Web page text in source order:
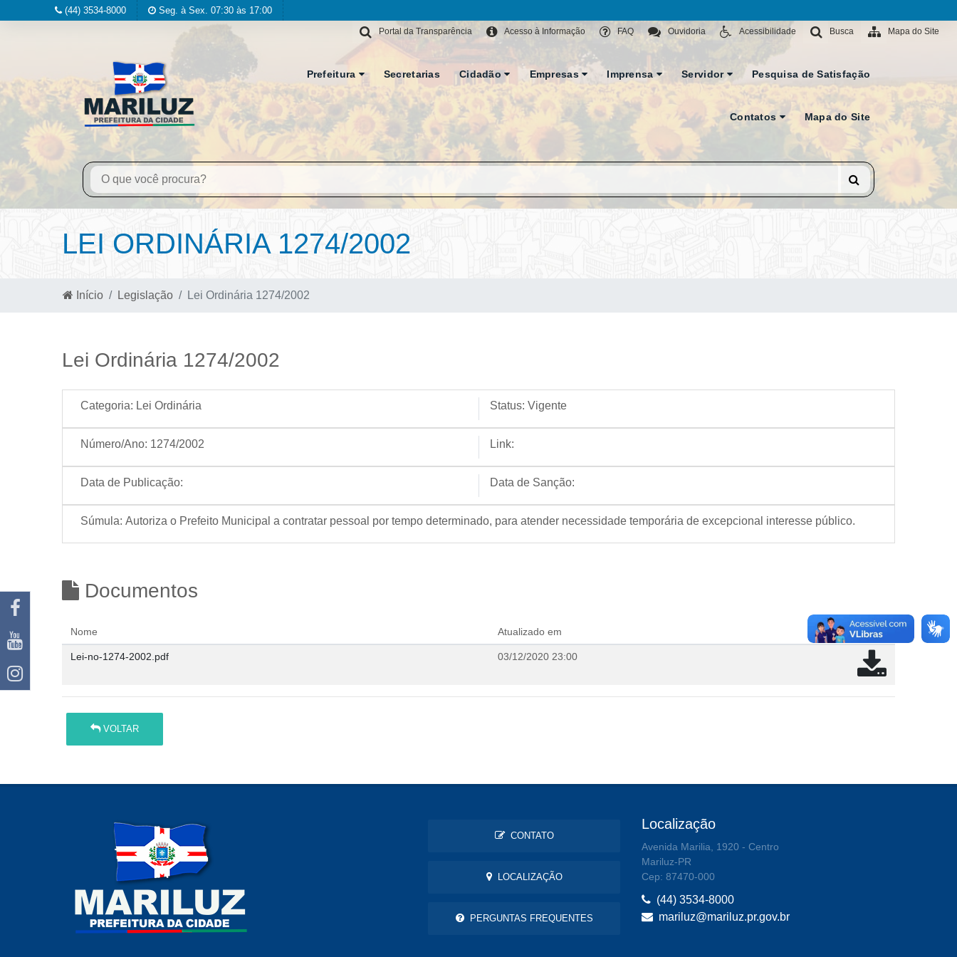
(44) 3534-8000 Seg. à Sex. 07:30 às 17:00
Mapa do Site
Busca
Acessibilidade
Ouvidoria
FAQ
Acesso à Informação
Portal da Transparência
Prefeitura Secretarias Cidadão Empresas Imprensa Servidor Pesquisa de Satisfação
Contatos Mapa do Site
LEI ORDINÁRIA 1274/2002
Início Legislação Lei Ordinária 1274/2002
Lei Ordinária 1274/2002
Categoria: Lei Ordinária Status: Vigente
Número/Ano: 1274/2002 Link:
Data de Publicação: Data de Sanção:
Súmula: Autoriza o Prefeito Municipal a contratar pessoal por tempo determinado, para atender necessidade temporária de excepcional interesse público.
Documentos
Nome Atualizado em
Lei-no-1274-2002.pdf 03/12/2020 23:00
VOLTAR
CONTATO
LOCALIZAÇÃO
PERGUNTAS FREQUENTES
Localização
Avenida Marilia, 1920 - Centro
Mariluz-PR
Cep: 87470-000
(44) 3534-8000
mariluz@mariluz.pr.gov.br